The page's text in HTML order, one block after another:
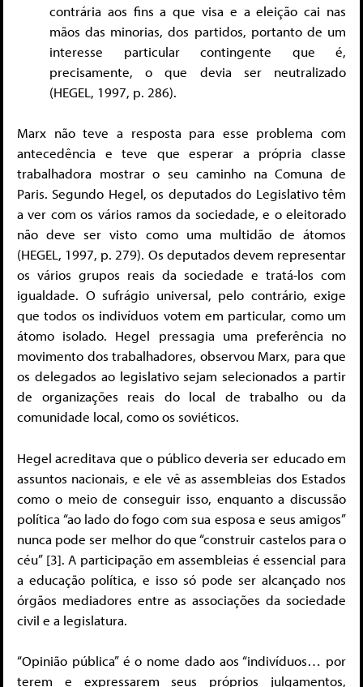
contrária aos fins a que visa e a eleição cai nas
mãos das minorias, dos partidos, portanto de um
interesse particular contingente que é,
precisamente, o que devia ser neutralizado
(HEGEL, 1997, p. 286).
Marx não teve a resposta para esse problema com
antecedência e teve que esperar a própria classe
trabalhadora mostrar o seu caminho na Comuna de
Paris. Segundo Hegel, os deputados do Legislativo têm
a ver com os vários ramos da sociedade, e o eleitorado
não deve ser visto como uma multidão de átomos
(HEGEL, 1997, p. 279). Os deputados devem representar
os vários grupos reais da sociedade e tratá-los com
igualdade. O sufrágio universal, pelo contrário, exige
que todos os indivíduos votem em particular, como um
átomo isolado. Hegel pressagia uma preferência no
movimento dos trabalhadores, observou Marx, para que
os delegados ao legislativo sejam selecionados a partir
de organizações reais do local de trabalho ou da
comunidade local, como os soviéticos.
Hegel acreditava que o público deveria ser educado em
assuntos nacionais, e ele vê as assembleias dos Estados
como o meio de conseguir isso, enquanto a discussão
política “ao lado do fogo com sua esposa e seus amigos”
nunca pode ser melhor do que “construir castelos para o
céu” [3]. A participação em assembleias é essencial para
a educação política, e isso só pode ser alcançado nos
órgãos mediadores entre as associações da sociedade
civil e a legislatura.
“Opinião pública” é o nome dado aos “indivíduos… por
terem e expressarem seus próprios julgamentos,